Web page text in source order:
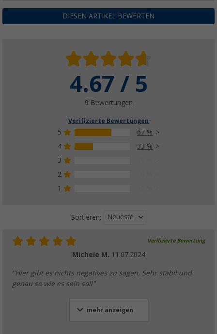
DIESEN ARTIKEL BEWERTEN
4.67 / 5
9 Bewertungen
Verifizierte Bewertungen
5
67 %
4
33 %
3
2
1
Sortieren: Neueste
Verifizierte Bewertung
Michele M. 11.07.2024
"Hier gibt es nichts negatives zu sagen. Sehr stabil und
genau so wie es sein soll"
mehr anzeigen